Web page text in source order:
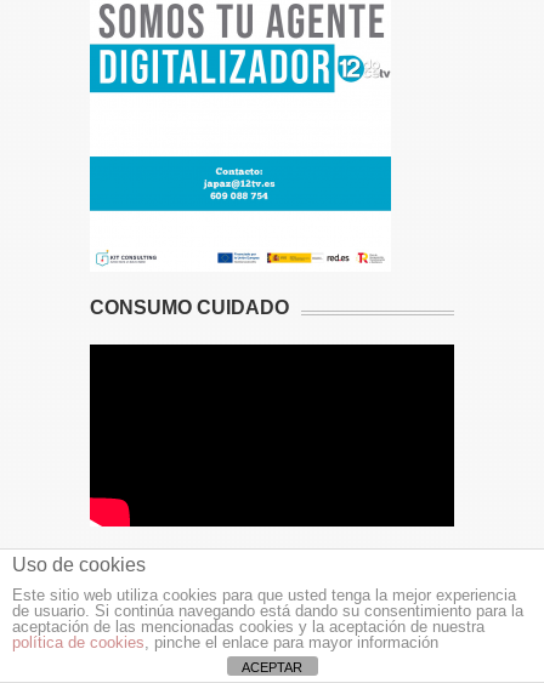
CONSUMO CUIDADO
COCINA MEDITERRÁNEA
Uso de cookies
Este sitio web utiliza cookies para que usted tenga la mejor experiencia
de usuario. Si continúa navegando está dando su consentimiento para la
aceptación de las mencionadas cookies y la aceptación de nuestra
política de cookies, pinche el enlace para mayor información
ACEPTAR